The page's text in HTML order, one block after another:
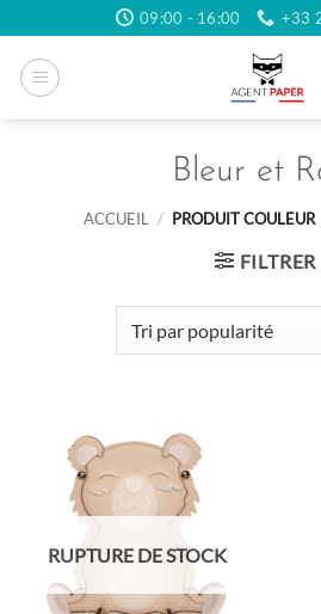
au
contenu
09:00 - 16:00 +33
Bleur et
ACCUEIL / PRODUIT COULEUR
FILTRER
RUPTURE DE STOCK